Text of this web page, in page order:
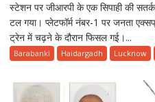
स्टेशन पर जीआरपी के एक सिपाही की
टल गया। प्लेटफॉर्म नंबर-1 पर जनता
ट्रेन में चढ़ने के दौरान फिसल गई।...
Barabanki Haidargadh Lucknow